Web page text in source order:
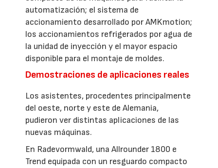
automatización; el sistema de
accionamiento desarrollado por AMKmotion;
los accionamientos refrigerados por agua de
la unidad de inyección y el mayor espacio
disponible para el montaje de moldes.
Demostraciones de aplicaciones reales
Los asistentes, procedentes principalmente
del oeste, norte y este de Alemania,
pudieron ver distintas aplicaciones de las
nuevas máquinas.
En Radevormwald, una Allrounder 1800 e
Trend equipada con un resguardo compacto